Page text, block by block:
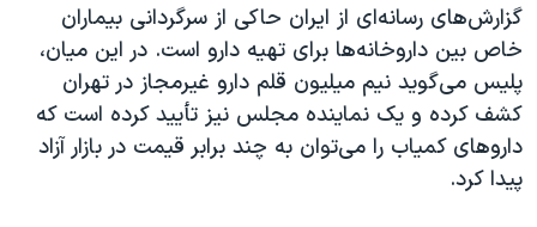
آرشیو پخش زنده
مجموعه مستندهای دادخواهی
تریبونال مردمی آبان ۹۸
دادگاه حمید نوری
چهل سال گروگان‌گیری
قانون شفافیت دارائی کادر رهبری ایران
گزارش‌های رسانه‌ای از ایران حاکی از سرگردانی بیماران
خاص بین داروخانه‌ها برای تهیه دارو است. در این میان،
پلیس می‌گوید نیم میلیون قلم دارو غیرمجاز در تهران
کشف کرده و یک نماینده مجلس نیز تأیید کرده است که
داروهای کمیاب را می‌توان به چند برابر قیمت در بازار آزاد
پیدا کرد.